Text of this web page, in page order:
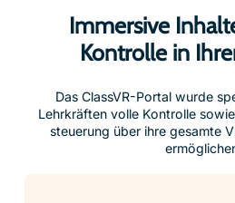
Immersive
Kontrolle in
Das ClassVR-Portal wurde
Lehrkräften volle Kontrolle
steuerung über ihre gesamte